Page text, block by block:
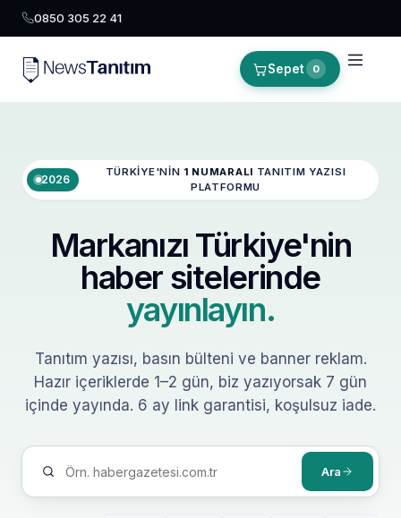
0850 305 22 41
Sepet 0
2026
TÜRKIYE'NIN 1 NUMARALI TANITIM YAZISI
PLATFORMU
Markanızı Türkiye'nin
haber sitelerinde
yayınlayın.
Tanıtım yazısı, basın bülteni ve banner reklam.
Hazır içeriklerde 1–2 gün, biz yazıyorsak 7 gün
içinde yayında. 6 ay link garantisi, koşulsuz iade.
Ara